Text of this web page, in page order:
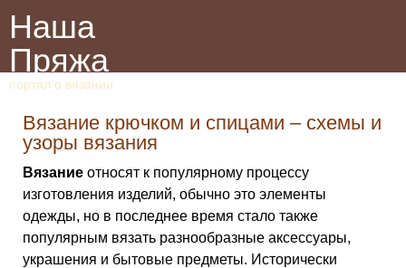
Наша
Пряжа
портал о вязании
Вязание крючком и спицами – схемы и
узоры вязания
Вязание относят к популярному процессу
изготовления изделий, обычно это элементы
одежды, но в последнее время стало также
популярным вязать разнообразные аксессуары,
украшения и бытовые предметы. Исторически